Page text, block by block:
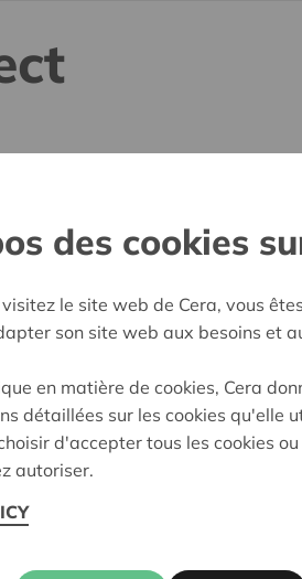
pour tous
En demande
des cookies
le site web de Cera, vous
son site web aux besoins et
en matière de cookies, Cera
détaillées sur les cookies qu'elle
d'accepter tous les cookies
autoriser.